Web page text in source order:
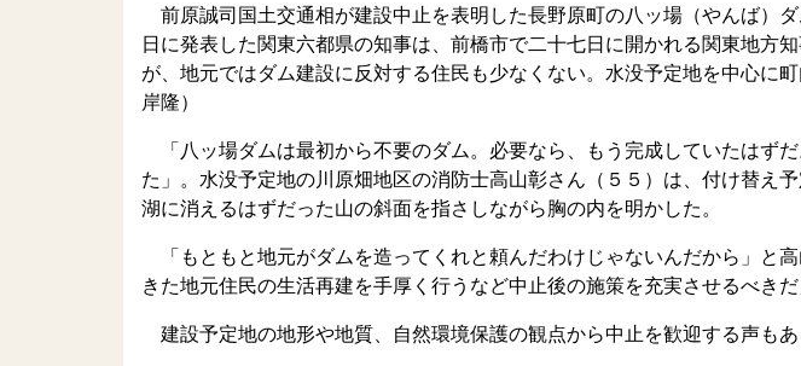
前原誠司国土交通相が建設中止を表明した長野原町の八ッ場（やんば）
日に発表した関東六都県の知事は、前橋市で二十七日に開かれる関東地方
が、地元ではダム建設に反対する住民も少なくない。水没予定地を中心に
岸隆）
「八ッ場ダムは最初から不要のダム。必要なら、もう完成していたはず
た」。水没予定地の川原畑地区の消防士高山彰さん（５５）は、付け替え
湖に消えるはずだった山の斜面を指さしながら胸の内を明かした。
「もともと地元がダムを造ってくれと頼んだわけじゃないんだから」と
きた地元住民の生活再建を手厚く行うなど中止後の施策を充実させるべきだ
建設予定地の地形や地質、自然環境保護の観点から中止を歓迎する声もあ